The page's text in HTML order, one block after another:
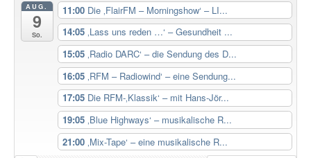
AUG.
9
So.
11:00 Die ‚FlairFM – Morningshow‘ – LI...
14:05 ‚Lass uns reden …‘ – Gesundheit ...
15:05 ‚Radio DARC‘ – die Sendung des D...
16:05 ‚RFM – Radiowind‘ – eine Sendung...
17:05 Die RFM-‚Klassik‘ – mit Hans-Jör...
19:05 ‚Blue Highways‘ – musikalische R...
21:00 ‚Mix-Tape‘ – eine musikalische R...